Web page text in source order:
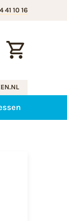
41 10 16